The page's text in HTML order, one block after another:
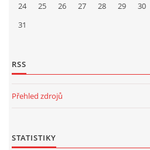
24
25 26 27 28 29
30
31
RSS
Přehled zdrojů
STATISTIKY